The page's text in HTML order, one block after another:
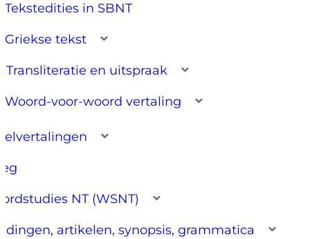
Tekstedities in SBNT
Griekse tekst
Transliteratie en uitspraak
Woord-voor-woord vertaling
NT (WSNT)
artikelen, synopsis, grammatica